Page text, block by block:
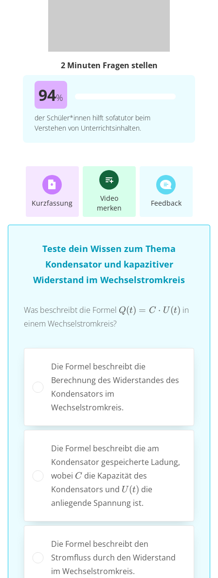
2 Minuten Fragen stellen
94%
der Schüler*innen hilft sofatutor beim
Verstehen von Unterrichtsinhalten.
Kurzfassung
Video
merken
Feedback
Teste dein Wissen zum Thema
Kondensator und kapazitiver
Widerstand im Wechselstromkreis
Was beschreibt die Formel Q(t)
Q(t) = C ⋅ U(t) in
einem Wechselstromkreis?
Die Formel beschreibt die
Berechnung des Widerstandes des
Kondensators im
Wechselstromkreis.
Die Formel beschreibt die am
Kondensator gespeicherte Ladung,
wobei C
C die Kapazität des
Kondensators und U(t)
U(t) die
anliegende Spannung ist.
Die Formel beschreibt den
Stromfluss durch den Widerstand
im Wechselstromkreis.